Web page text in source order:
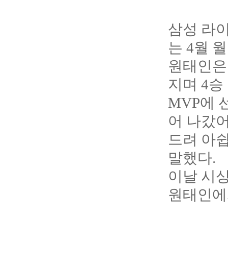
삼성 라
는 4월
원태인
지며 4
MVP에
어 나갔
드려 아
말했다.
이날 시
원태인